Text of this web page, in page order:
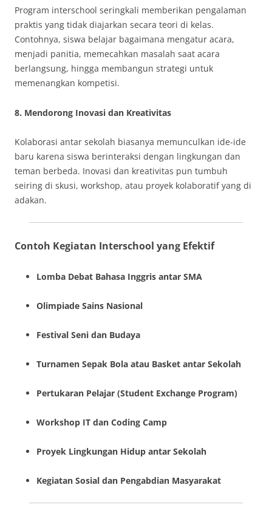
Program interschool seringkali memberikan pengalaman
praktis yang tidak diajarkan secara teori di kelas.
Contohnya, siswa belajar bagaimana mengatur acara,
menjadi panitia, memecahkan masalah saat acara
berlangsung, hingga membangun strategi untuk
memenangkan kompetisi.
8. Mendorong Inovasi dan Kreativitas
Kolaborasi antar sekolah biasanya memunculkan ide-ide
baru karena siswa berinteraksi dengan lingkungan dan
teman berbeda. Inovasi dan kreativitas pun tumbuh
seiring di skusi, workshop, atau proyek kolaboratif yang di
adakan.
Contoh Kegiatan Interschool yang Efektif
Lomba Debat Bahasa Inggris antar SMA
Olimpiade Sains Nasional
Festival Seni dan Budaya
Turnamen Sepak Bola atau Basket antar Sekolah
Pertukaran Pelajar (Student Exchange Program)
Workshop IT dan Coding Camp
Proyek Lingkungan Hidup antar Sekolah
Kegiatan Sosial dan Pengabdian Masyarakat